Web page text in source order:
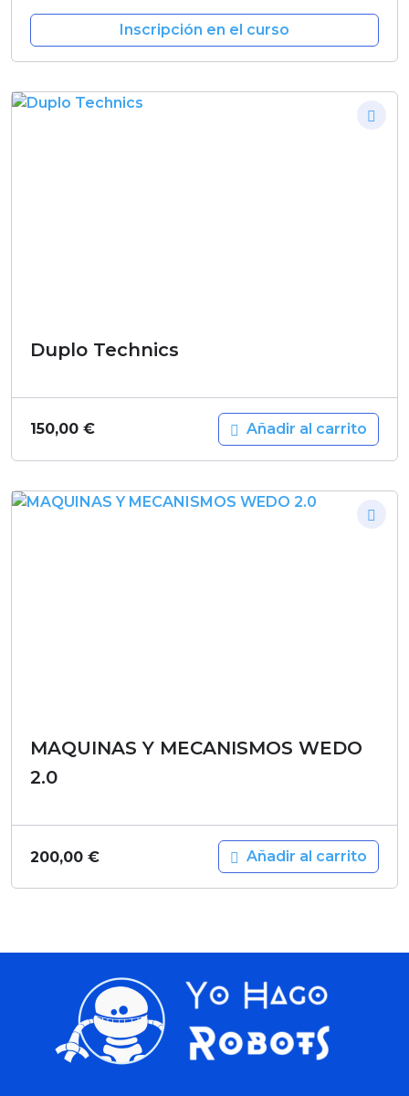
Inscripción en el curso
Duplo Technics
150,00 € Añadir al carrito
MAQUINAS Y MECANISMOS WEDO
2.0
200,00 € Añadir al carrito